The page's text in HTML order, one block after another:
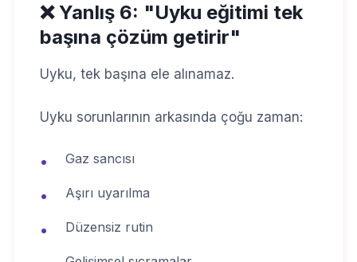
❌ Yanlış 6: "Uyku eğitimi tek
başına çözüm getirir"
Uyku, tek başına ele alınamaz.
Uyku sorunlarının arkasında çoğu zaman:
• Gaz sancısı
• Aşırı uyarılma
• Düzensiz rutin